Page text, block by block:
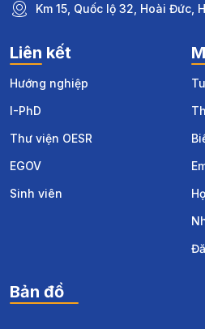
Km 15, Quốc lộ 32, Hoài Đức,
Liên kết
Hướng nghiệp
I-PhD
Thư viện OESR
EGOV
Sinh viên
Bản đồ